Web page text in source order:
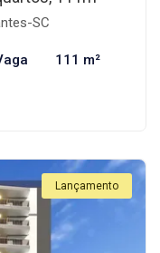
SC
111 m²
Lançamento